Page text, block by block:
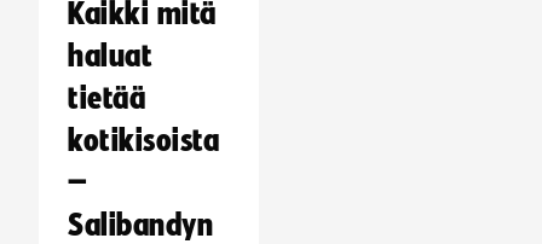
Kaikki mitä
haluat
tietää
kotikisoista
–
Salibandyn